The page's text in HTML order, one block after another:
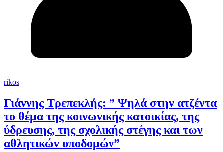
rikos
Γιάννης Τρεπεκλής: ” Ψηλά στην ατζέντα
το θέμα της κοινωνικής κατοικίας, της
ύδρευσης, της σχολικής στέγης και των
αθλητικών υποδομών”